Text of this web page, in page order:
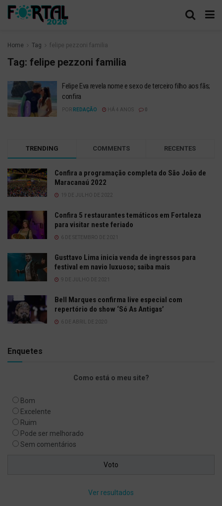
Home Tag felipe pezzoni familia
Tag: felipe pezzoni familia
Felipe Eva revela nome e sexo de terceiro filho aos fãs;
confira
POR REDAÇÃO HÁ 4 ANOS
TRENDING COMMENTS RECENTES
Confira a programação completa do São João de
Maracanaú 2022
19 DE JULHO DE 2022
Confira 5 restaurantes temáticos em Fortaleza
para visitar neste feriado
6 DE SETEMBRO DE 2021
Gusttavo Lima inicia venda de ingressos para
festival em navio luxuoso; saiba mais
9 DE JULHO DE 2021
Bell Marques confirma live especial com
repertório do show ‘Só As Antigas’
6 DE ABRIL DE 2020
Enquetes
Como está o meu site?
Bom
Excelente
Ruim
Pode ser melhorado
Sem comentários
Ver resultados